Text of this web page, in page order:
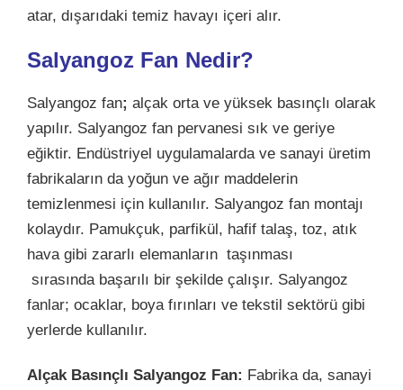
atar, dışarıdaki temiz havayı içeri alır.
Salyangoz Fan Nedir?
Salyangoz fan; alçak orta ve yüksek basınçlı olarak
yapılır. Salyangoz fan pervanesi sık ve geriye
eğiktir. Endüstriyel uygulamalarda ve sanayi üretim
fabrikaların da yoğun ve ağır maddelerin
temizlenmesi için kullanılır. Salyangoz fan montajı
kolaydır. Pamukçuk, parfikül, hafif talaş, toz, atık
hava gibi zararlı elemanların taşınması
sırasında başarılı bir şekilde çalışır. Salyangoz
fanlar; ocaklar, boya fırınları ve tekstil sektörü gibi
yerlerde kullanılır.
Alçak Basınçlı Salyangoz Fan: Fabrika da, sanayi